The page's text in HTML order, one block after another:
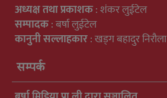
अध्यक्ष तथा प्रकाशक: शंकर लुईटेल
सम्पादक: बर्षा लुईटेल
कानुनी सल्लाहकार: खड्ग बहादुर निरौला
सम्पर्क